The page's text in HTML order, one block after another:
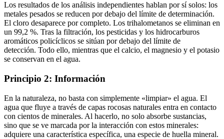
Los resultados de los análisis independientes hablan por sí solos: los
metales pesados se reducen por debajo del límite de determinación.
El cloro desaparece por completo. Los trihalometanos se eliminan en
un 99,2 %. Tras la filtración, los pesticidas y los hidrocarburos
aromáticos policíclicos se sitúan por debajo del límite de
detección. Todo ello, mientras que el calcio, el magnesio y el potasio
se conservan en el agua.
Principio 2: Información
En la naturaleza, no basta con simplemente «limpiar» el agua. El
agua que fluye a través de capas rocosas naturales entra en contacto
con cientos de minerales. Al hacerlo, no solo absorbe sustancias,
sino que se ve marcada por la interacción con estos minerales:
adquiere una característica específica, una especie de huella mineral.